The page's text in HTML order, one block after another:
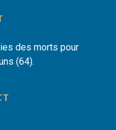
des morts pour
(64).